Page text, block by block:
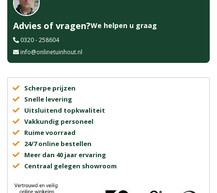
Advies of vragen?We helpen u graag
0320 - 258604
info@onlinetuinhout.nl
Scherpe prijzen
Snelle levering
Uitsluitend topkwaliteit
Vakkundig personeel
Ruime voorraad
24/7 online bestellen
Meer dan 40 jaar ervaring
Centraal gelegen showroom